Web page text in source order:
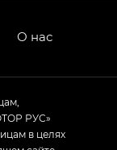
О нас
РУС»
в целях